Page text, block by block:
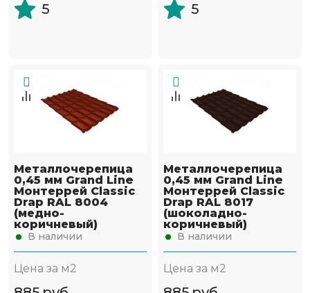
5 5
Металлочерепица
0,45 мм Grand Line
Монтеррей Classic
Drap RAL 8004
(медно-
коричневый)
В наличии
Цена за м2
Металлочерепица
0,45 мм Grand Line
Монтеррей Classic
Drap RAL 8017
(шоколадно-
коричневый)
В наличии
Цена за м2